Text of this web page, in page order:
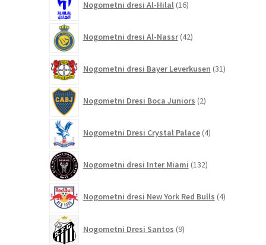
Nogometni dresi Al-Hilal 16izdelkov
Nogometni dresi Al-Nassr 42izdelkov
Nogometni dresi Bayer Leverkusen 31izdelkov
Nogometni Dresi Boca Juniors 2izdelka
Nogometni Dresi Crystal Palace 4izdelki
Nogometni dresi Inter Miami 132izdelkov
Nogometni dresi New York Red Bulls 4izdelki
Nogometni Dresi Santos 9izdelkov